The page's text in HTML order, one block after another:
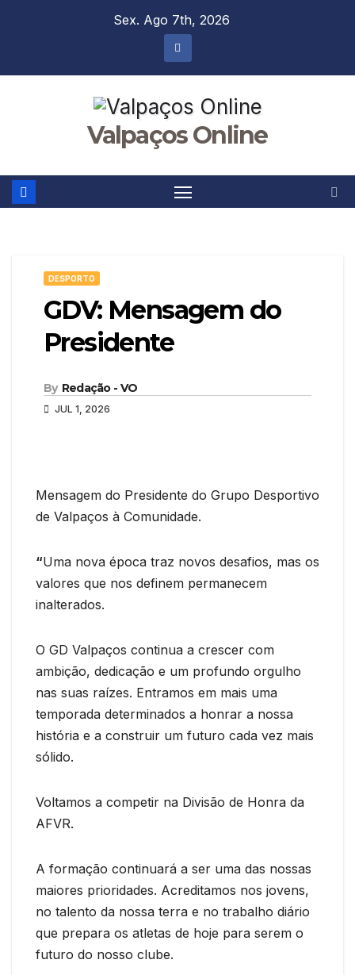
Sex. Ago 7th, 2026
Valpaços Online
DESPORTO
GDV: Mensagem do
Presidente
By Redação - VO
JUL 1, 2026
Mensagem do Presidente do Grupo Desportivo
de Valpaços à Comunidade.
“Uma nova época traz novos desafios, mas os
valores que nos definem permanecem
inalterados.
O GD Valpaços continua a crescer com
ambição, dedicação e um profundo orgulho
nas suas raízes. Entramos em mais uma
temporada determinados a honrar a nossa
história e a construir um futuro cada vez mais
sólido.
Voltamos a competir na Divisão de Honra da
AFVR.
A formação continuará a ser uma das nossas
maiores prioridades. Acreditamos nos jovens,
no talento da nossa terra e no trabalho diário
que prepara os atletas de hoje para serem o
futuro do nosso clube.